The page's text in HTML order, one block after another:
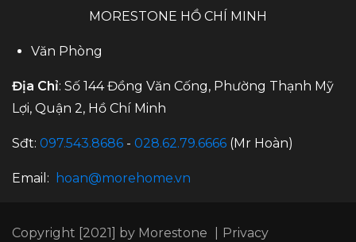
MORESTONE HỒ CHÍ MINH
Văn Phòng
Địa Chỉ: Số 144 Đồng Văn Cống, Phường Thạnh Mỹ
Lợi, Quận 2, Hồ Chí Minh
Sđt: 097.543.8686 - 028.62.79.6666 (Mr Hoàn)
Email: hoan@morehome.vn
Copyright [2021] by Morestone Privacy